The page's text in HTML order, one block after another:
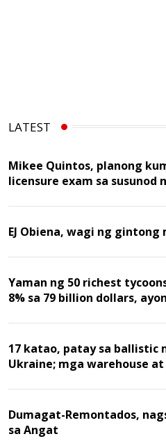
LATEST
Mikee Quintos, planong
licensure exam sa susunod
EJ Obiena, wagi ng gintong
Yaman ng 50 richest
8% sa 79 billion dollars,
17 katao, patay sa ballistic
Ukraine; mga warehouse
Dumagat-Remontados,
sa Angat